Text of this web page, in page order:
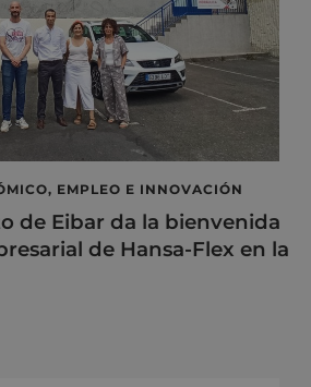
EMPLEO E INNOVACIÓN
de Eibar da la bienvenida
de Hansa-Flex en la